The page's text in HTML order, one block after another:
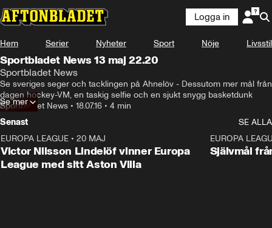
Logga in
Hem Serier Nyheter Sport Nöje Livsstil
Sportbladet News 13 maj 22.20
Sportbladet News
Se sveriges seger och tacklingen på Ahnelöv - Dessutom mer mål från
dagen hockey-VM, en taskig selfie och en sjukt snygg basketdunk
Sportbladet News • 18.07.16 • 4 min
Se mer
Senast
SE ALLA
EUROPA LEAGUE • 20 MAJ
Victor Nilsson Lindelöf vinner Europa
League med sitt Aston Villa
EUROPA
Självmål